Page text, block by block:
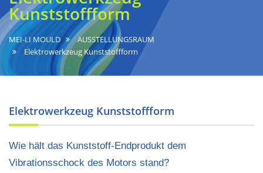
Kunststoff-
Formenbau
Kunststoffform
MEI-LI MOULD
AUSSTELLUNGSRAUM
Elektrowerkzeug Kunststoffform
Elektrowerkzeug Kunststoffform
Wie hält das Kunststoff-Endprodukt dem
Vibrationsschock des Motors stand?